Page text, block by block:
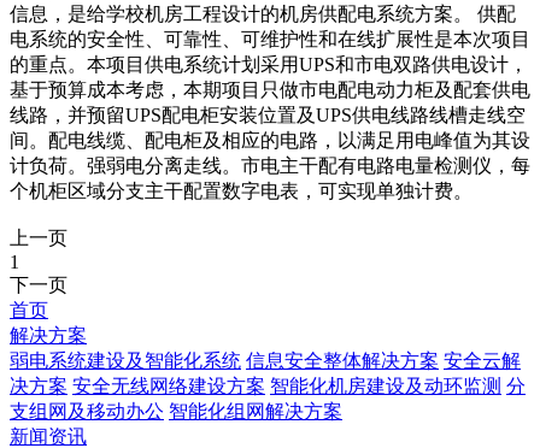
信息，是给学校机房工程设计的机房供配电系统方案。 供配
电系统的安全性、可靠性、可维护性和在线扩展性是本次项目
的重点。本项目供电系统计划采用UPS和市电双路供电设计，
基于预算成本考虑，本期项目只做市电配电动力柜及配套供电
线路，并预留UPS配电柜安装位置及UPS供电线路线槽走线空
间。配电线缆、配电柜及相应的电路，以满足用电峰值为其设
计负荷。强弱电分离走线。市电主干配有电路电量检测仪，每
个机柜区域分支主干配置数字电表，可实现单独计费。
上一页
1
下一页
首页
解决方案
弱电系统建设及智能化系统 信息安全整体解决方案 安全云解
决方案 安全无线网络建设方案 智能化机房建设及动环监测 分
支组网及移动办公 智能化组网解决方案
新闻资讯